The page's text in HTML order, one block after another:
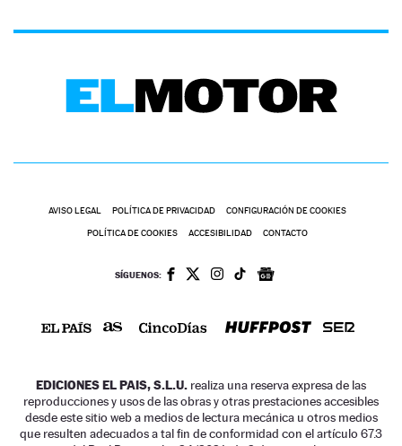
AVISO LEGAL POLÍTICA DE PRIVACIDAD CONFIGURACIÓN DE COOKIES
POLÍTICA DE COOKIES ACCESIBILIDAD CONTACTO
SÍGUENOS:
EDICIONES EL PAIS, S.L.U. realiza una reserva expresa de las
reproducciones y usos de las obras y otras prestaciones accesibles
desde este sitio web a medios de lectura mecánica u otros medios
que resulten adecuados a tal fin de conformidad con el artículo 67.3